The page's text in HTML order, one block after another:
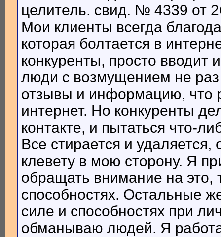
целитель. свид. № 4339 от
Мои клиенты всегда
которая болтается в
конкуренты, просто
люди с возмущением не
отзывы и информацию, что
интернет. Но конкуренты
контакте, и пытаться что-
Все стирается и
клевету в мою сторону. Я
обращать внимание на это,
способностях. Остальные
силе и способностях при
обманываю людей. Я